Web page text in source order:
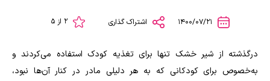
اشتراک گذاری
درگذشته از شیر خشک تنها برای تغذیه کودک استفاده می‌کردند و
به‌خصوص برای کودکانی که به هر دلیلی مادر در کنار آن‌ها نبود،